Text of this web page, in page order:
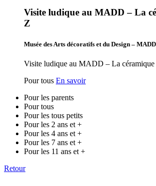
Visite ludique au MADD – La
Z
Musée des Arts décoratifs et du Design – MADD
Visite ludique au MADD – La
Pour tous En savoir
Pour les parents
Pour tous
Pour les tous petits
Pour les 2 ans et +
Pour les 4 ans et +
Pour les 7 ans et +
Pour les 11 ans et +
Retour